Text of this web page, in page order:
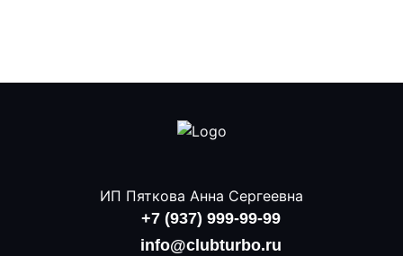
ИП Пяткова Анна Сергеевна
+7 (937) 999-99-99
info@clubturbo.ru